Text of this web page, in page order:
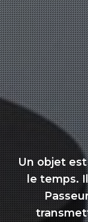
Un objet
le temps.